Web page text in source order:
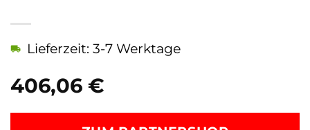
406,06 €
Lieferzeit: 3-7 Werktage